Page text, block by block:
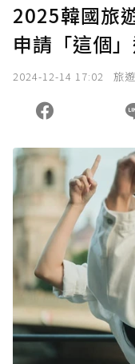
2025韓國旅
申請「這個
2024-12-14 17:02 旅